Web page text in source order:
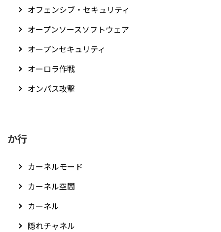
オフェンシブ・セキュリティ
オープンソースソフトウェア
オープンセキュリティ
オーロラ作戦
オンパス攻撃
か行
カーネルモード
カーネル空間
カーネル
隠れチャネル